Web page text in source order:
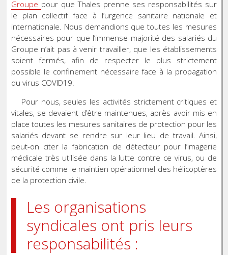
Groupe pour que Thales prenne ses responsabilités sur
le plan collectif face à l’urgence sanitaire nationale et
internationale. Nous demandions que toutes les mesures
nécessaires pour que l’immense majorité des salariés du
Groupe n’ait pas à venir travailler, que les établissements
soient fermés, afin de respecter le plus strictement
possible le confinement nécessaire face à la propagation
du virus COVID19.
Pour nous, seules les activités strictement critiques et
vitales, se devaient d’être maintenues, après avoir mis en
place toutes les mesures sanitaires de protection pour les
salariés devant se rendre sur leur lieu de travail. Ainsi,
peut-on citer la fabrication de détecteur pour l’imagerie
médicale très utilisée dans la lutte contre ce virus, ou de
sécurité comme le maintien opérationnel des hélicoptères
de la protection civile.
Les organisations
syndicales ont pris leurs
responsabilités :